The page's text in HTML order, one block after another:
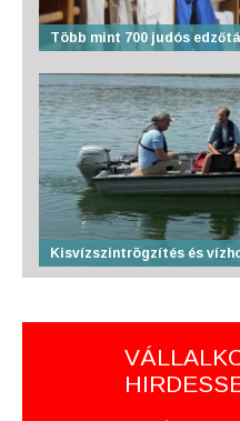
Több mint 700 judós
Kisvízszintrögzítés és